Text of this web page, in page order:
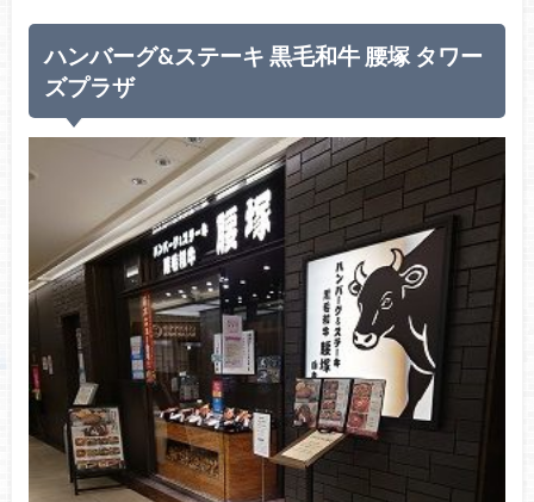
ハンバーグ&ステーキ 黒毛和牛 腰塚 タワー
ズプラザ